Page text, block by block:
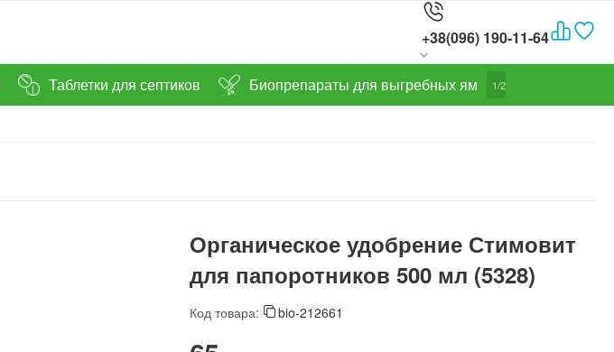
+38(096) 190-11-64
Таблетки для септиков Биопрепараты для выгребных ям 1/2
Органическое удобрение Стимовит
для папоротников 500 мл (5328)
Код товара: bio-212661